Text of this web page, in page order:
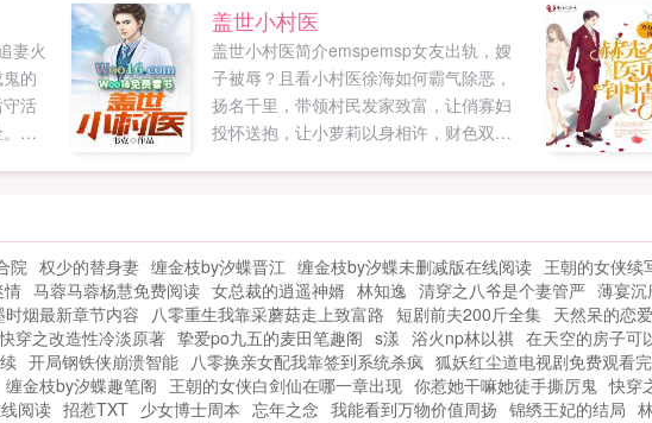
先
确
后
皮
欢
分
下，克服重重困难，不仅顺利完成了并村
的任务，而且让圣岩村走上小康之路如果
您喜欢棋盘岩，别忘记分享给朋友...
妻火
的
活
结
钱
烟
盖世小村医
盖世小村医简介emspemsp女友出轨，嫂
子被辱？且看小村医徐海如何霸气除恶，
扬名千里，带领村民发家致富，让俏寡妇
投怀送抱，让小萝莉以身相许，财色双收
院 权少的替身妻 缠金枝by汐蝶晋江 缠金枝by汐蝶未删减版在线阅读 王朝的女侠续
情 马蓉马蓉杨慧免费阅读 女总裁的逍遥神婿 林知逸 清穿之八爷是个妻管严 薄宴
烟最新章节内容 八零重生我靠采蘑菇走上致富路 短剧前夫200斤全集 天然呆的恋
快穿之改造性冷淡原著 挚爱po九五的麦田笔趣阁 s漾 浴火np林以祺 在天空的房子可
开局钢铁侠崩溃智能 八零换亲女配我靠签到系统杀疯 狐妖红尘道电视剧免费观看
缠金枝by汐蝶趣笔阁 王朝的女侠白剑仙在哪一章出现 你惹她干嘛她徒手撕厉鬼 快穿
阅读 招惹TXT 少女博士周本 忘年之念 我能看到万物价值周扬 锦绣王妃的结局